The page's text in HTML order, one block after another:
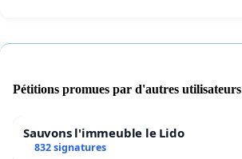
Pétitions promues par d'autres utilisateurs
Sauvons l'immeuble le Lido
832 signatures